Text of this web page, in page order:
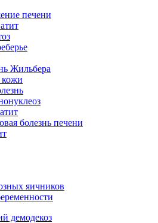
печени
Жильбера
кожи
болезнь печени
яичников
демодекоз